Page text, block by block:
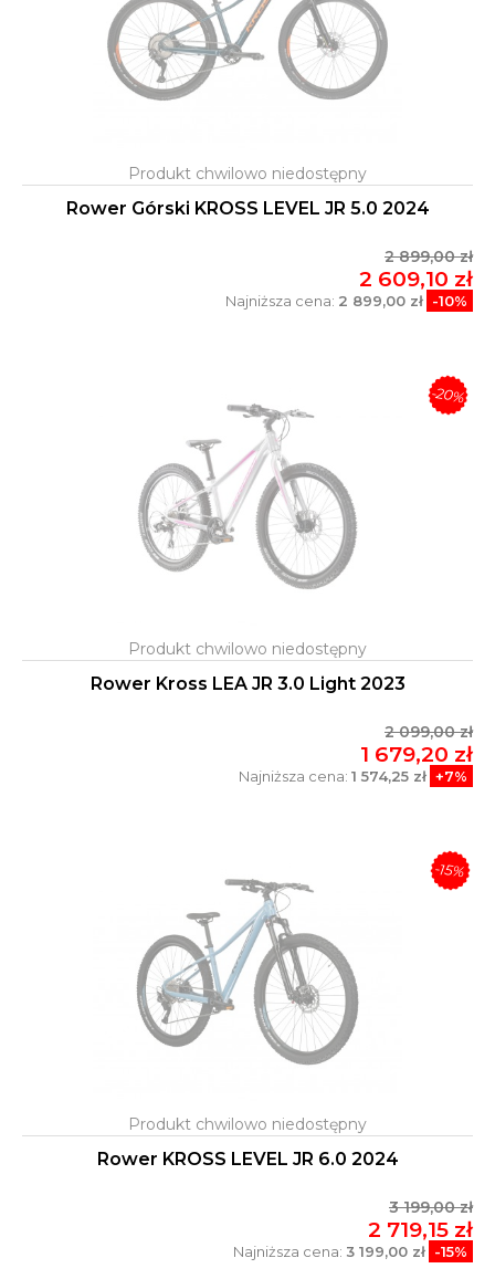
Rower Górski KROSS LEVEL JR 5.0 2024
2 899,00 zł
2 609,10 zł
Najniższa cena: 2 899,00 zł -10%
Rower Kross LEA JR 3.0 Light 2023
2 099,00 zł
1 679,20 zł
Najniższa cena: 1 574,25 zł +7%
-20%
Rower KROSS LEVEL JR 6.0 2024
3 199,00 zł
2 719,15 zł
Najniższa cena: 3 199,00 zł -15%
-15%